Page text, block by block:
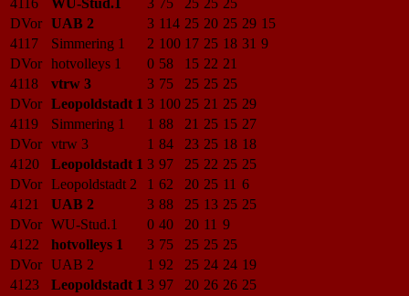
4116 WU-Stud.1 3 75 25 25 25
DVor UAB 2 3 114 25 20 25 29 15
4117
Simmering 1 2 100 17 25 18 31 9
DVor hotvolleys 1 0 58 15 22 21
4118
vtrw 3 3 75 25 25 25
DVor Leopoldstadt 1 3 100 25 21 25 29
4119
Simmering 1 1 88 21 25 15 27
DVor vtrw 3 1 84 23 25 18 18
4120
Leopoldstadt 1 3 97 25 22 25 25
DVor Leopoldstadt 2 1 62 20 25 11 6
4121
UAB 2 3 88 25 13 25 25
DVor WU-Stud.1 0 40 20 11 9
4122
hotvolleys 1 3 75 25 25 25
DVor UAB 2 1 92 25 24 24 19
4123
Leopoldstadt 1 3 97 20 26 26 25